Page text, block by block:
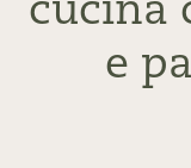
cucina
e